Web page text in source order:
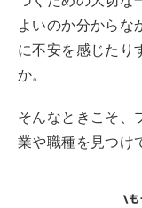
よいのか分からな
に不安を感じたり
か。
そんなときこそ、
業や職種を見つけ
\